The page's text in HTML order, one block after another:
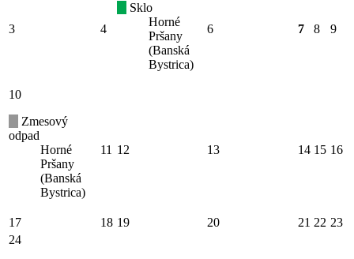
3 4
Sklo
Horné
Pršany
(Banská
Bystrica)
6 7 8 9
10
Zmesový
odpad
Horné
Pršany
(Banská
Bystrica)
11 12 13 14 15 16
17 18 19 20 21 22 23
24